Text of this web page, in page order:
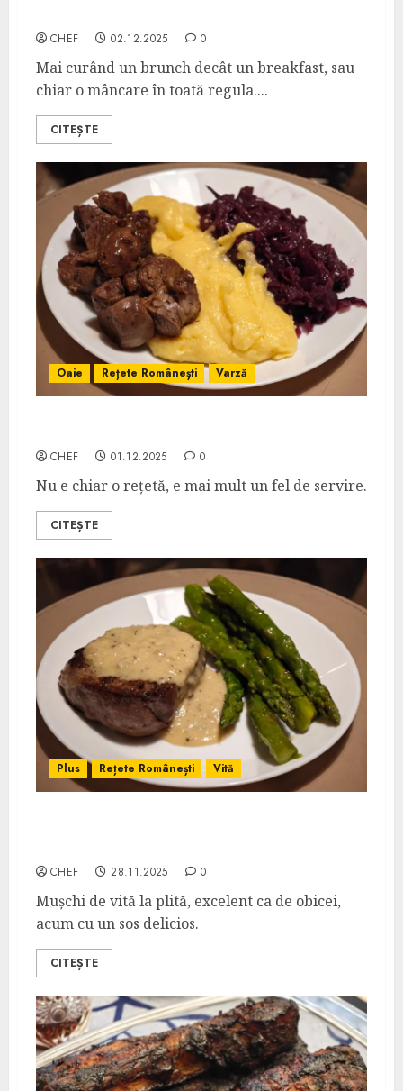
CHEF 02.12.2025 0
Mai curând un brunch decât un breakfast, sau
chiar o mâncare în toată regula....
CITEȘTE
Oaie Rețete Românești Varză
CHEF 01.12.2025 0
Nu e chiar o rețetă, e mai mult un fel de servire.
CITEȘTE
Plus Rețete Românești Vită
CHEF 28.11.2025 0
Mușchi de vită la plită, excelent ca de obicei,
acum cu un sos delicios.
CITEȘTE